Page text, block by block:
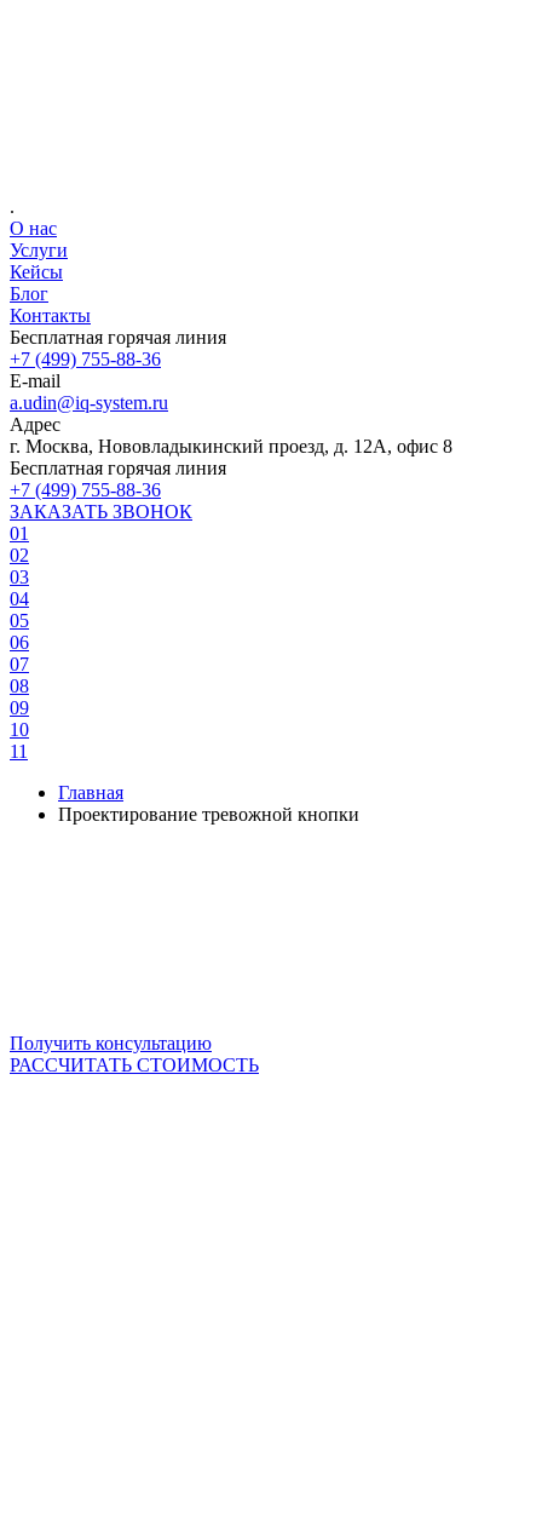
.
О нас
Услуги
Кейсы
Блог
Контакты
Бесплатная горячая линия
+7 (499) 755-88-36
E-mail
a.udin@iq-system.ru
Адрес
г. Москва, Нововладыкинский проезд, д. 12А, офис 8
Бесплатная горячая линия
+7 (499) 755-88-36
ЗАКАЗАТЬ ЗВОНОК
01
02
03
04
05
06
07
08
09
10
11
Главная
Проектирование тревожной кнопки